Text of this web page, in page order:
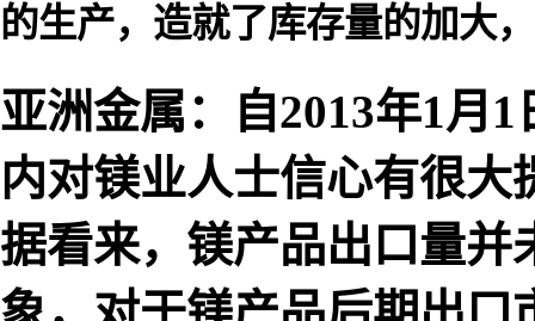
的生产，造就了库存量的加大
亚洲金属：自2013年1月
内对镁业人士信心有很
据看来，镁产品出口量并